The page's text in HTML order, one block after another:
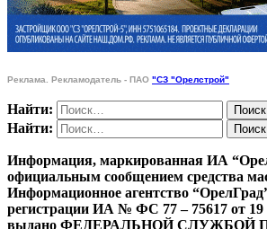
Реклама. Рекламодатель - ПАО "СЗ "Орелстрой"
Найти:
Найти:
Информация, маркированная ИА
официальным сообщением средства
Информационное агентство
регистрации ИА № ФС 77 – 75617 от 19
выдано ФЕДЕРАЛЬНОЙ СЛУЖБОЙ